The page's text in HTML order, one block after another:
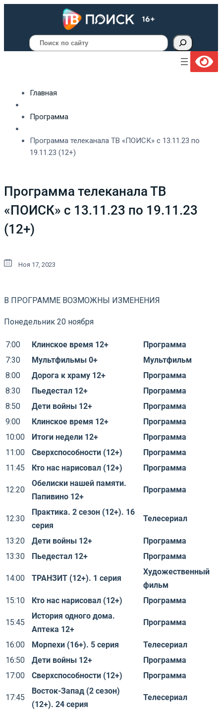
Поиск
Главная
Программа
Программа телеканала ТВ «ПОИСК» с 13.11.23 по
19.11.23 (12+)
Программа телеканала ТВ
«ПОИСК» с 13.11.23 по 19.11.23
(12+)
Ноя 17, 2023
В ПРОГРАММЕ ВОЗМОЖНЫ ИЗМЕНЕНИЯ
Понедельник 20 ноября
7:00 Клинское время 12+
Программа
7:30
Мультфильмы 0+
Мультфильм
8:00
Дорога к храму 12+
Программа
8:30
Пьедестал 12+
Программа
8:50
Дети войны 12+
Программа
9:00
Клинское время 12+
Программа
10:00
Итоги недели 12+
Программа
11:00
Сверхспособности (12+)
Программа
11:45
Кто нас нарисовал (12+) Программа
12:20
Обелиски нашей памяти.
Папивино 12+
Программа
12:30
Практика. 2 сезон (12+). 16
серия
Телесериал
13:20 Дети войны 12+
Программа
13:30
Пьедестал 12+ Программа
14:00 ТРАНЗИТ (12+). 1 серия
Художественный
фильм
15:10
Кто нас нарисовал (12+) Программа
15:45
История одного дома.
Аптека 12+
Программа
16:00 Морпехи (16+). 5 серия
Телесериал
16:50
Дети войны 12+
Программа
17:00
Сверхспособности (12+) Программа
17:45
Восток-Запад (2 сезон)
(12+). 24 серия
Телесериал